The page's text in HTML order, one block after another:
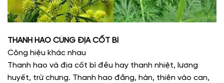
THANH HAO CÙNG ĐỊA CỐT BÌ
Công hiệu khác nhau
Thanh hao và địa cốt bì đều hay thanh nhiệt, lương
huyết, trừ chưng. Thanh hao đắng, hàn, thiên vào can,